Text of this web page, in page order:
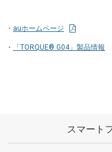
auホームページ
「TORQUE® G04」製品情報
スマート